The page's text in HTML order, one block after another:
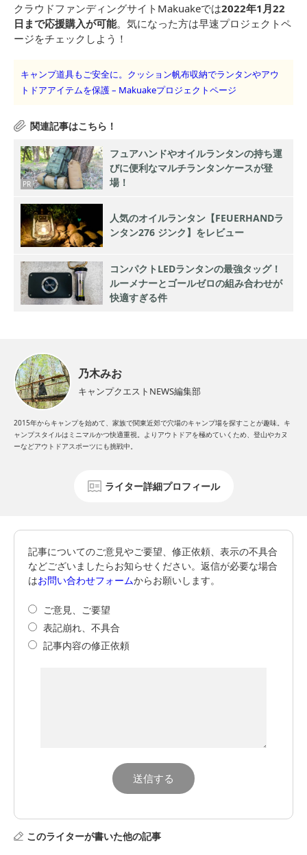
クラウドファンディングサイトMakuakeでは2022年1月22
日まで応援購入が可能。気になった方は早速プロジェクトペ
ージをチェックしよう！
キャンプ道具もご安全に。クッション帆布収納でランタンやアウ
トドアアイテムを保護 – Makuakeプロジェクトページ
フュアハンドやオイルランタンの持ち運
びに便利なマルチランタンケースが登
場！
PR
人気のオイルランタン【FEUERHANDラ
ンタン276 ジンク】をレビュー
コンパクトLEDランタンの最強タッグ！
ルーメナーとゴールゼロの組み合わせが
快適すぎる件
乃木みお
キャンプクエストNEWS編集部
2015年からキャンプを始めて、家族で関東近郊で穴場のキャンプ場を探すことが趣味。キ
ャンプスタイルはミニマルかつ快適重視。よりアウトドアを極めていくため、登山やカヌ
ーなどアウトドアスポーツにも挑戦中。
ライター詳細プロフィール
記事についてのご意見やご要望、修正依頼、表示の不具合
などございましたらお知らせください。返信が必要な場合
はお問い合わせフォームからお願いします。
ご意見、ご要望
表記崩れ、不具合
記事内容の修正依頼
このライターが書いた他の記事